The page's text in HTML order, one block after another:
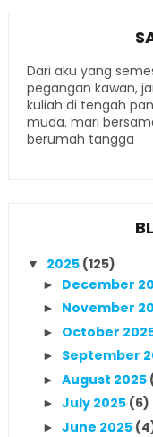
Dari aku yang
pegangan kawan,
kuliah di tengah
muda. mari
berumah tangga
▼ 2025 (125)
► December
► November
► October
► September
► August 2025
► July 2025 (6)
► June 2025